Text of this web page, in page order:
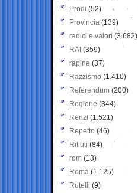
Prodi (52)
Provincia (139)
radici e valori (3.682)
RAI (359)
rapine (37)
Razzismo (1.410)
Referendum (200)
Regione (344)
Renzi (1.521)
Repetto (46)
Rifiuti (84)
rom (13)
Roma (1.125)
Rutelli (9)